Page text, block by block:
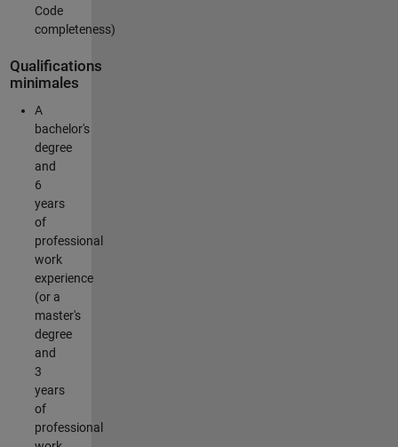
Code
completeness)
Qualifications
minimales
A
bachelor's
degree
and
6
years
of
professional
work
experience
(or a
master's
degree
and
3
years
of
professional